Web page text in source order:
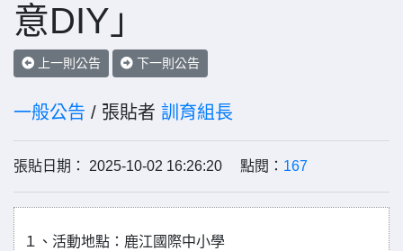
意DIY」
上一則公告 下一則公告
一般公告 / 張貼者 訓育組長
張貼日期： 2025-10-02 16:26:20 點閱： 167
１、活動地點：鹿江國際中小學